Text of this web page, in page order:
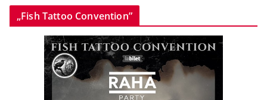
„Fish Tattoo Convention”